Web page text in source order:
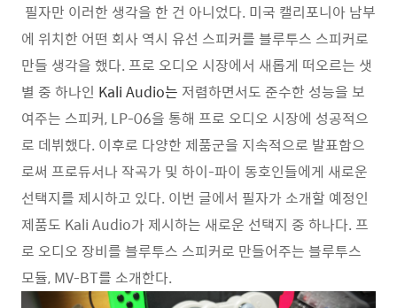
필자만 이러한 생각을 한 건 아니었다. 미국 캘리포니아 남부
에 위치한 어떤 회사 역시 유선 스피커를 블루투스 스피커로
만들 생각을 했다. 프로 오디오 시장에서 새롭게 떠오르는 샛
별 중 하나인 Kali Audio는 저렴하면서도 준수한 성능을 보
여주는 스피커, LP-06을 통해 프로 오디오 시장에 성공적으
로 데뷔했다. 이후로 다양한 제품군을 지속적으로 발표함으
로써 프로듀서나 작곡가 및 하이-파이 동호인들에게 새로운
선택지를 제시하고 있다. 이번 글에서 필자가 소개할 예정인
제품도 Kali Audio가 제시하는 새로운 선택지 중 하나다. 프
로 오디오 장비를 블루투스 스피커로 만들어주는 블루투스
모듈, MV-BT를 소개한다.